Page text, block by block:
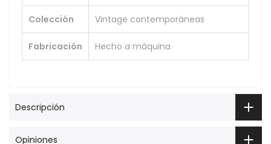
Colección Vintage contemporáneas
Fabricación Hecho a máquina
Descripción
Opiniones